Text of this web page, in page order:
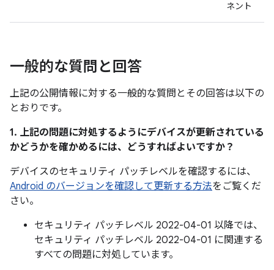
ネント
一般的な質問と回答
上記の公開情報に対する一般的な質問とその回答は以下の
とおりです。
1. 上記の問題に対処するようにデバイスが更新されている
かどうかを確かめるには、どうすればよいですか？
デバイスのセキュリティ パッチレベルを確認するには、
Android のバージョンを確認して更新する方法をご覧くだ
さい。
セキュリティ パッチレベル 2022-04-01 以降では、
セキュリティ パッチレベル 2022-04-01 に関連する
すべての問題に対処しています。